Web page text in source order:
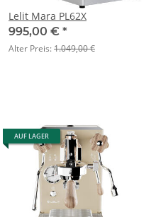
Lelit Mara PL62X
995,00 € *
Alter Preis:1.049,00 €
AUF LAGER